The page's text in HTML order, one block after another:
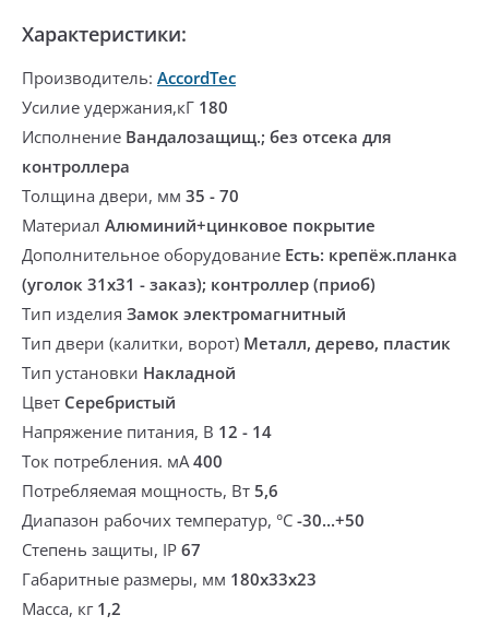
Характеристики:
Производитель: AccordTec
Усилие удержания,кГ 180
Исполнение Вандалозащищ.; без отсека для
контроллера
Толщина двери, мм 35 - 70
Материал Алюминий+цинковое покрытие
Дополнительное оборудование Есть: крепёж.планка
(уголок 31х31 - заказ); контроллер (приоб)
Тип изделия Замок электромагнитный
Тип двери (калитки, ворот) Металл, дерево, пластик
Тип установки Накладной
Цвет Серебристый
Напряжение питания, В 12 - 14
Ток потребления. мА400
Потребляемая мощность, Вт 5,6
Диапазон рабочих температур, °С -30...+50
Степень защиты, IP 67
Габаритные размеры, мм 180х33х23
Масса, кг 1,2